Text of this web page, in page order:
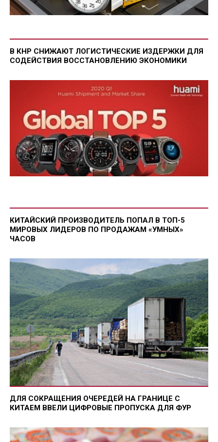
В КНР СНИЖАЮТ ЛОГИСТИЧЕСКИЕ ИЗДЕРЖКИ ДЛЯ
СОДЕЙСТВИЯ ВОССТАНОВЛЕНИЮ ЭКОНОМИКИ
КИТАЙСКИЙ ПРОИЗВОДИТЕЛЬ ПОПАЛ В ТОП-5
МИРОВЫХ ЛИДЕРОВ ПО ПРОДАЖАМ «УМНЫХ»
ЧАСОВ
ДЛЯ СОКРАЩЕНИЯ ОЧЕРЕДЕЙ НА ГРАНИЦЕ С
КИТАЕМ ВВЕЛИ ЦИФРОВЫЕ ПРОПУСКА ДЛЯ ФУР